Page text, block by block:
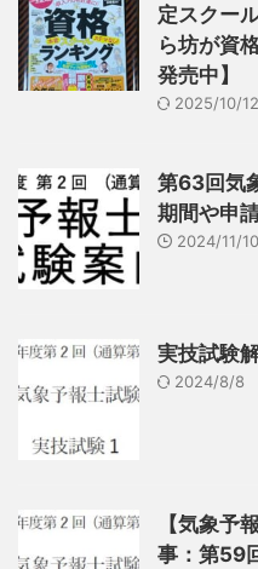
定スクー
ら坊が資
発売中】
2025/10/12
第63回気
期間や申
2024/11/10
実技試験
2024/8/8
【気象予
事：第59